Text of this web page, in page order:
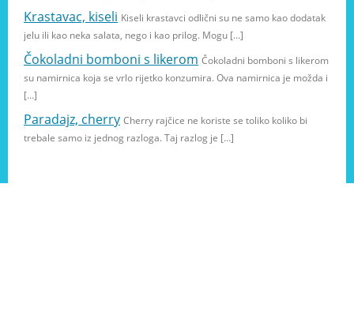
Krastavac, kiseli Kiseli krastavci odlični su ne samo kao dodatak
jelu ili kao neka salata, nego i kao prilog. Mogu […]
Čokoladni bomboni s likerom Čokoladni bomboni s likerom
su namirnica koja se vrlo rijetko konzumira. Ova namirnica je možda i
[…]
Paradajz, cherry Cherry rajčice ne koriste se toliko koliko bi
trebale samo iz jednog razloga. Taj razlog je […]